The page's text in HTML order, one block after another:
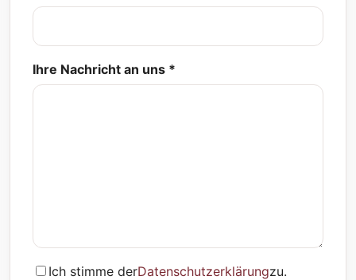
Ihre Nachricht an uns *
Ich stimme derDatenschutzerklärungzu.